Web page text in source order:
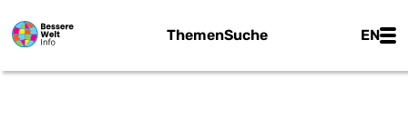
ThemenSuche EN